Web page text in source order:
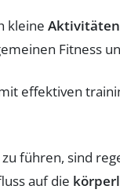
kleine Aktivitäten
Fitness
zu führen, sind
auf die